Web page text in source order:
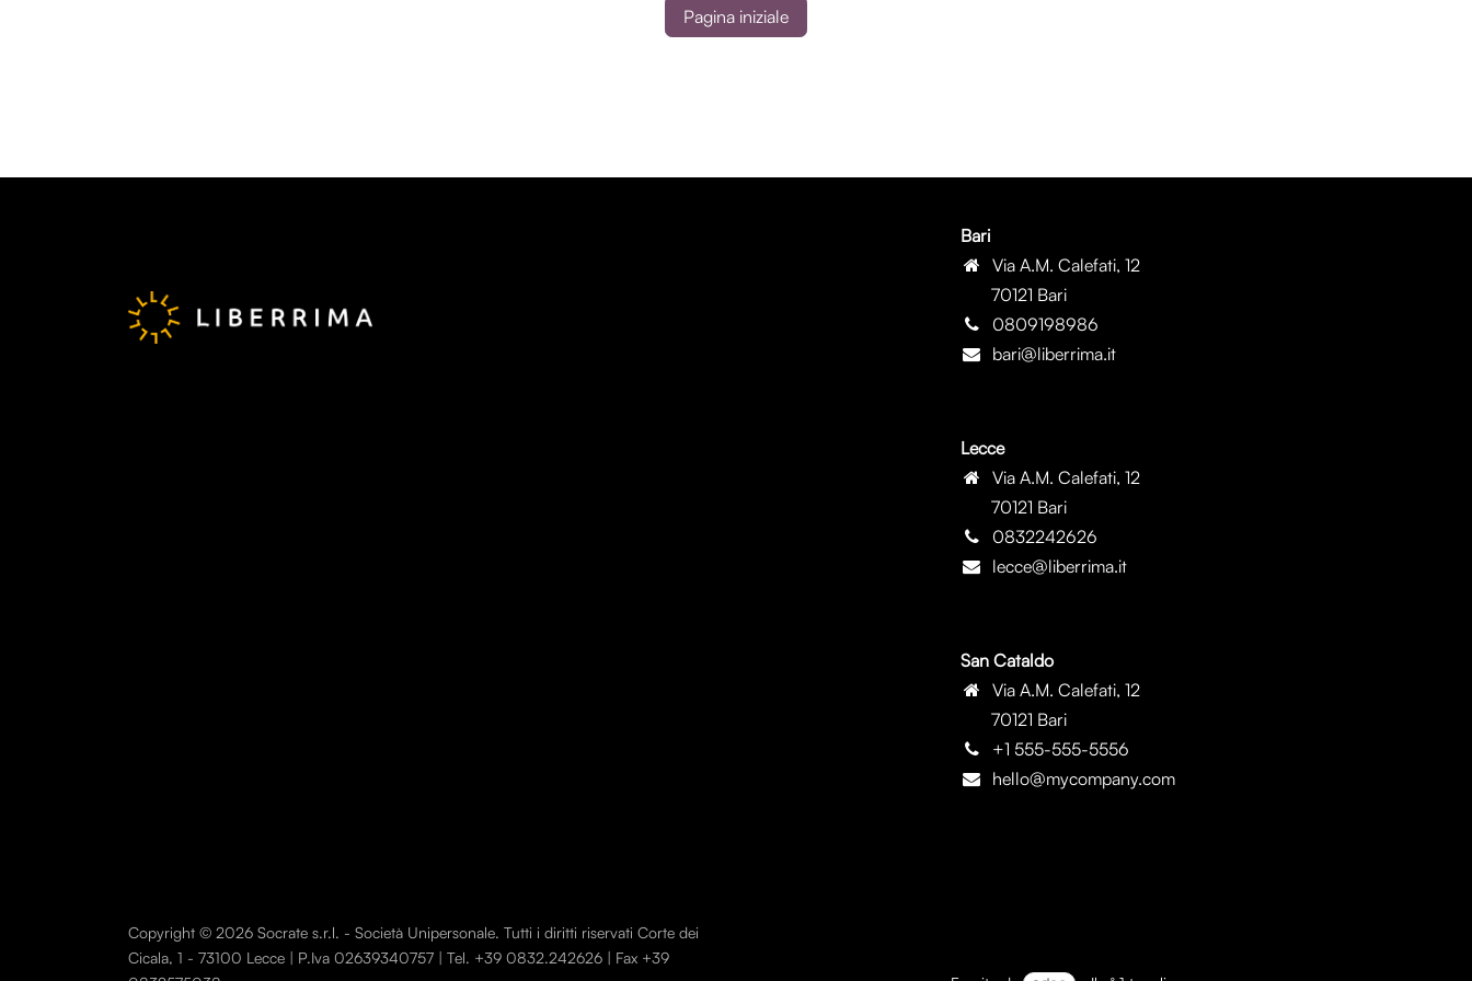
Pagina iniziale
Bari
Via A.M. Calefati, 12
70121 Bari
0809198986
bari@liberrima.it
Lecce
Via A.M. Calefati, 12
70121 Bari
0832242626
lecce@liberrima.it
San Cataldo
Via A.M. Calefati, 12
70121 Bari
+1 555-555-5556
hello@mycompany.com
Copyright © 2026 Socrate s.r.l. - Società Unipersonale. Tutti i diritti riservati Corte dei
Cicala, 1 - 73100 Lecce | P.Iva 02639340757 | Tel. +39 0832.242626 | Fax +39